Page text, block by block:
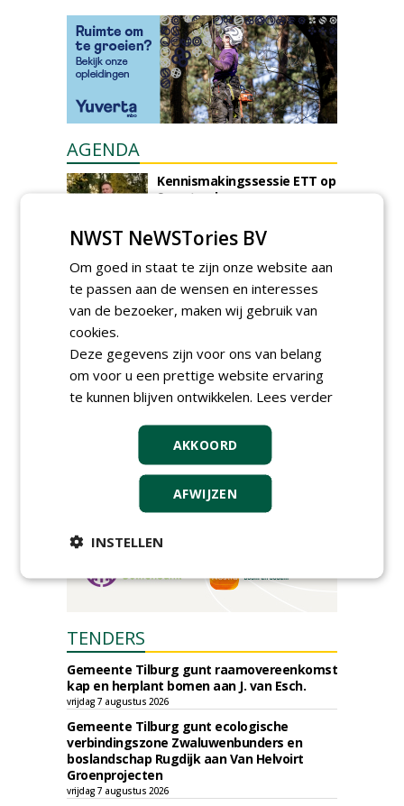
AGENDA
Kennismakingssessie ETT op
9 september
Poel organiseert
Boomverzorgersdag voor
boomprofessionals
vrijdag 9 oktober 2026
Event: De stad van de
openbare ruimte
donderdag 5 november 2026
TENDERS
Gemeente Tilburg gunt raamovereenkomst
kap en herplant bomen aan J. van Esch.
vrijdag 7 augustus 2026
Gemeente Tilburg gunt ecologische
verbindingszone Zwaluwenbunders en
boslandschap Rugdijk aan Van Helvoirt
Groenprojecten
vrijdag 7 augustus 2026
NWST NeWSTories BV
Om goed in staat te zijn onze website aan
te passen aan de wensen en interesses
van de bezoeker, maken wij gebruik van
cookies.
Deze gegevens zijn voor ons van belang
om voor u een prettige website ervaring
te kunnen blijven ontwikkelen. Lees verder
AKKOORD
AFWIJZEN
INSTELLEN